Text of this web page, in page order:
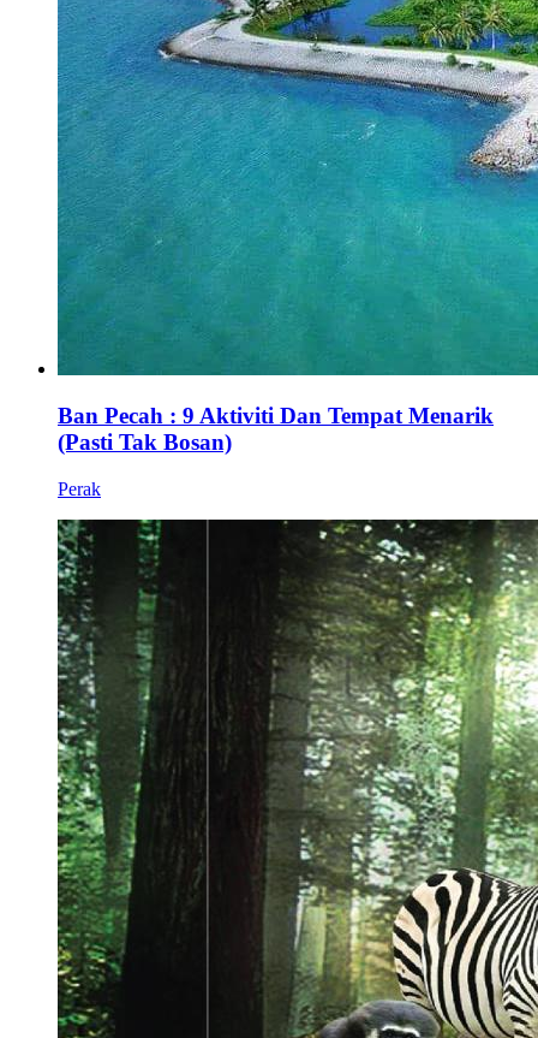
Ban Pecah : 9 Aktiviti Dan Tempat Menarik
(Pasti Tak Bosan)
Perak